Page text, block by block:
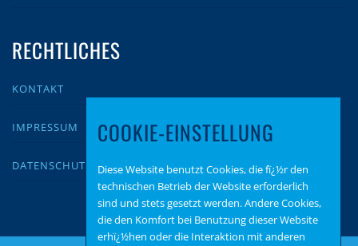
RECHTLICHES
KONTAKT
IMPRESSUM
DATENSCHUTZ
COOKIE-EINSTELLUNG
Diese Website benutzt Cookies, die fï¿½r den
technischen Betrieb der Website erforderlich
sind und stets gesetzt werden. Andere Cookies,
die den Komfort bei Benutzung dieser Website
erhï¿½hen oder die Interaktion mit anderen